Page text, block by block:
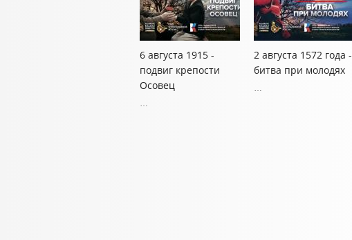
6 августа 1915 -
подвиг крепости
Осовец
2 августа 1572 года -
битва при молодях